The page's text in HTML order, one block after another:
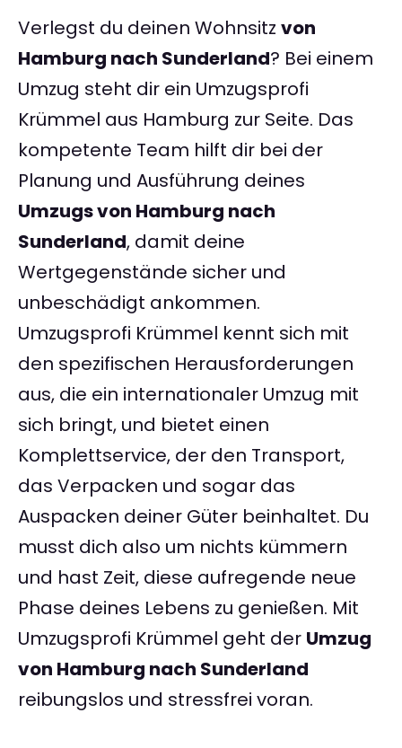
Verlegst du deinen Wohnsitz von
Hamburg nach Sunderland? Bei einem
Umzug steht dir ein Umzugsprofi
Krümmel aus Hamburg zur Seite. Das
kompetente Team hilft dir bei der
Planung und Ausführung deines
Umzugs von Hamburg nach
Sunderland, damit deine
Wertgegenstände sicher und
unbeschädigt ankommen.
Umzugsprofi Krümmel kennt sich mit
den spezifischen Herausforderungen
aus, die ein internationaler Umzug mit
sich bringt, und bietet einen
Komplettservice, der den Transport,
das Verpacken und sogar das
Auspacken deiner Güter beinhaltet. Du
musst dich also um nichts kümmern
und hast Zeit, diese aufregende neue
Phase deines Lebens zu genießen. Mit
Umzugsprofi Krümmel geht der Umzug
von Hamburg nach Sunderland
reibungslos und stressfrei voran.